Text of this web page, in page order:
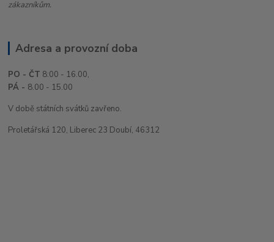
zákazníkům.
Adresa a provozní doba
PO - ČT 8:00 - 16.00,
PÁ - 8.00 - 15.00
V době státních svátků zavřeno.
Proletářská 120, Liberec 23 Doubí, 46312